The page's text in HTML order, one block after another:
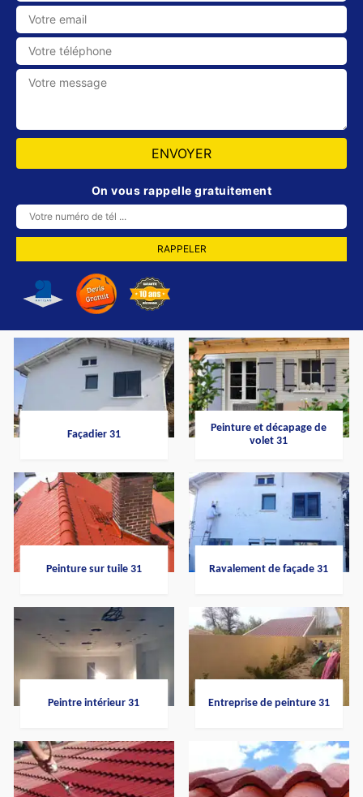
On vous rappelle gratuitement
Façadier 31
Peinture et décapage de
volet 31
Peinture sur tuile 31 Ravalement de façade 31
Peintre intérieur 31 Entreprise de peinture 31